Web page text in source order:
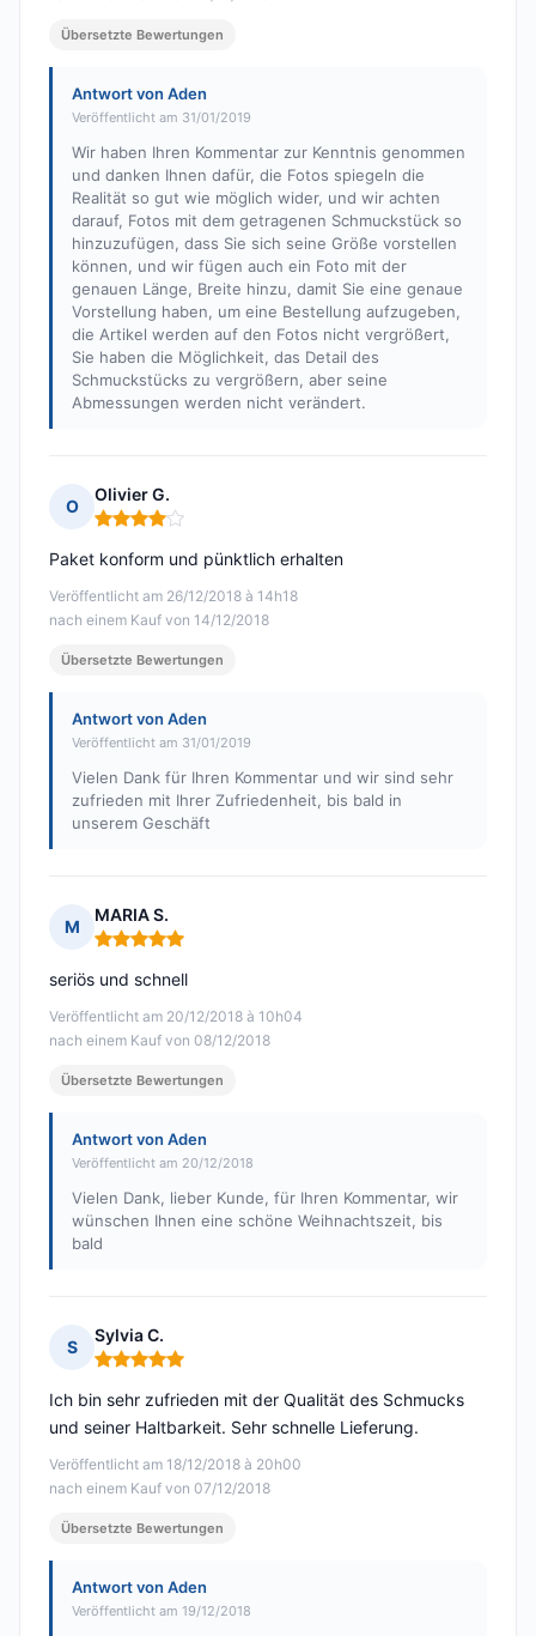
Übersetzte Bewertungen
Antwort von Aden
Veröffentlicht am 31/01/2019
Wir haben Ihren Kommentar zur Kenntnis genommen
und danken Ihnen dafür, die Fotos spiegeln die
Realität so gut wie möglich wider, und wir achten
darauf, Fotos mit dem getragenen Schmuckstück so
hinzuzufügen, dass Sie sich seine Größe vorstellen
können, und wir fügen auch ein Foto mit der
genauen Länge, Breite hinzu, damit Sie eine genaue
Vorstellung haben, um eine Bestellung aufzugeben,
die Artikel werden auf den Fotos nicht vergrößert,
Sie haben die Möglichkeit, das Detail des
Schmuckstücks zu vergrößern, aber seine
Abmessungen werden nicht verändert.
O
Olivier G.
Hinweis: 4 von 5
Veröffentlicht am 26/12/2018 à 14h18
nach einem Kauf von 14/12/2018
Paket konform und pünktlich erhalten
Übersetzte Bewertungen
Antwort von Aden
Veröffentlicht am 31/01/2019
Vielen Dank für Ihren Kommentar und wir sind sehr
zufrieden mit Ihrer Zufriedenheit, bis bald in
unserem Geschäft
M
MARIA S.
Hinweis: 5 von 5
Veröffentlicht am 20/12/2018 à 10h04
nach einem Kauf von 08/12/2018
seriös und schnell
Übersetzte Bewertungen
Antwort von Aden
Veröffentlicht am 20/12/2018
Vielen Dank, lieber Kunde, für Ihren Kommentar, wir
wünschen Ihnen eine schöne Weihnachtszeit, bis
bald
S
Sylvia C.
Hinweis: 5 von 5
Veröffentlicht am 18/12/2018 à 20h00
nach einem Kauf von 07/12/2018
Ich bin sehr zufrieden mit der Qualität des Schmucks
und seiner Haltbarkeit. Sehr schnelle Lieferung.
Übersetzte Bewertungen
Antwort von Aden
Veröffentlicht am 19/12/2018